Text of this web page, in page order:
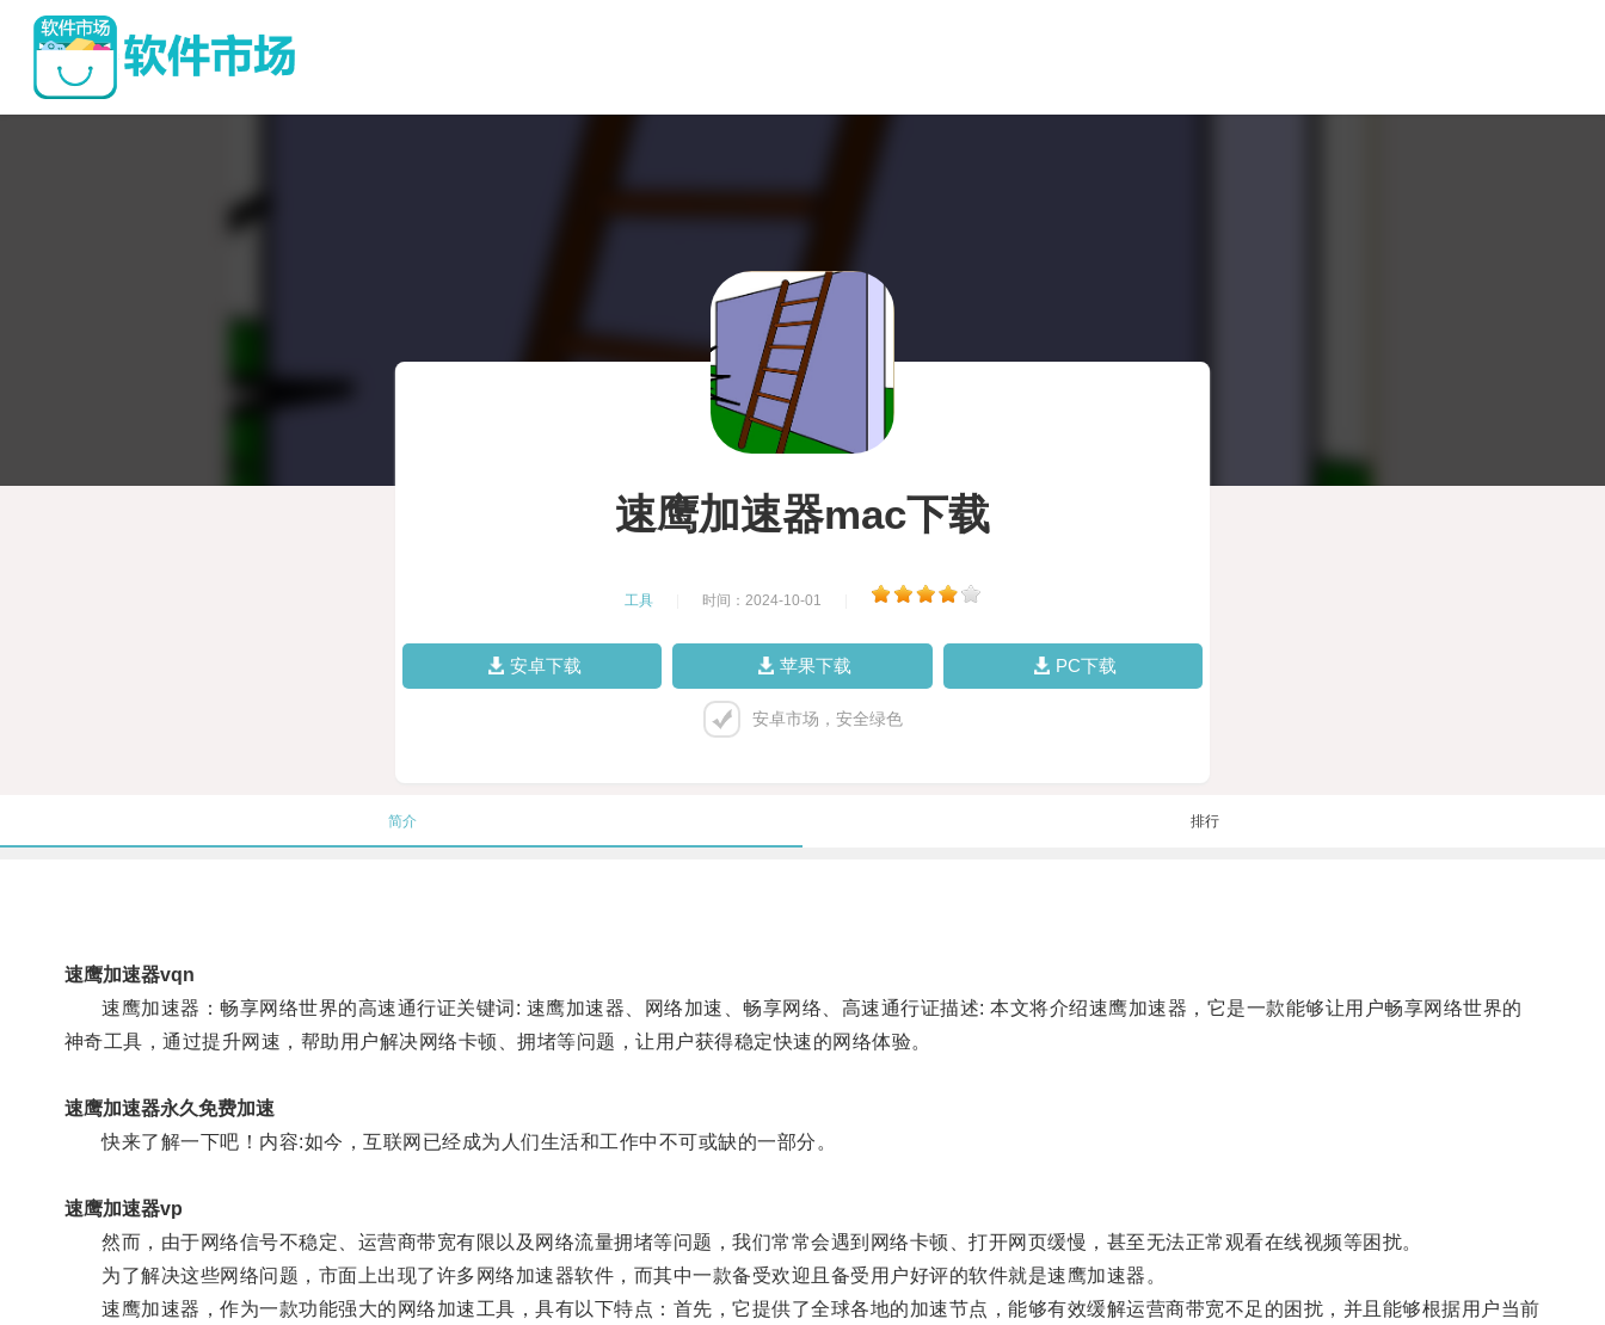
速鹰加速器mac下载
工具 时间：2024-10-01
安卓下载 苹果下载 PC下载
安卓市场，安全绿色
简介 排行
速鹰加速器vqn
速鹰加速器：畅享网络世界的高速通行证关键词: 速鹰加速器、网络加速、畅享网络、高速通行证描述: 本文将介绍速鹰加速器，它是一款能够让用户畅享网络世界的
神奇工具，通过提升网速，帮助用户解决网络卡顿、拥堵等问题，让用户获得稳定快速的网络体验。
速鹰加速器永久免费加速
快来了解一下吧！内容:如今，互联网已经成为人们生活和工作中不可或缺的一部分。
速鹰加速器vp
然而，由于网络信号不稳定、运营商带宽有限以及网络流量拥堵等问题，我们常常会遇到网络卡顿、打开网页缓慢，甚至无法正常观看在线视频等困扰。
为了解决这些网络问题，市面上出现了许多网络加速器软件，而其中一款备受欢迎且备受用户好评的软件就是速鹰加速器。
速鹰加速器，作为一款功能强大的网络加速工具，具有以下特点：首先，它提供了全球各地的加速节点，能够有效缓解运营商带宽不足的困扰，并且能够根据用户当前